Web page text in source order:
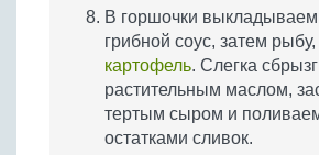
В горшочки
грибной соус, затем
картофель. Слегка
растительным маслом,
тертым сыром и
остатками сливок.